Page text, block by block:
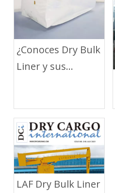
¿Conoces Dry Bulk
Liner y sus
LAF Dry Bulk Liner